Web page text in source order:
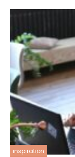
inspiration